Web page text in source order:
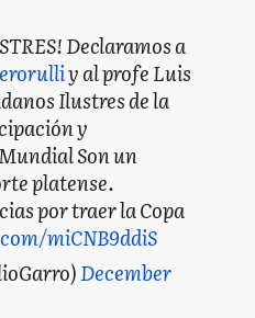
Declaramos a
y al profe Luis
Ilustres de la
y
Son un
platense.
por traer la Copa
miCNB9ddiS
December